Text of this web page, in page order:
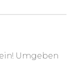
Umgeben